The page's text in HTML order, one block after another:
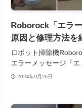
Roborock「エラ
原因と修理方法を
ロボット掃除機
エラーメッセージ「エ
2024年9月26日